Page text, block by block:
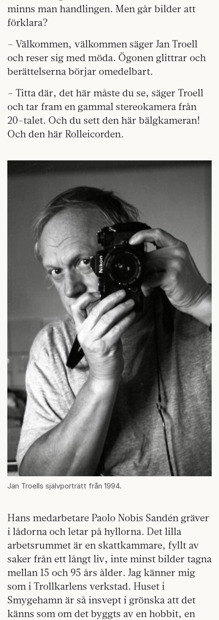
minns man handlingen. Men går bilder att
förklara?
– Välkommen, välkommen säger Jan Troell
och reser sig med möda. Ögonen glittrar och
berättelserna börjar omedelbart.
– Titta där, det här måste du se, säger Troell
och tar fram en gammal stereokamera från
20-talet. Och du sett den här bälgkameran!
Och den här Rolleicorden.
Jan Troells självporträtt från 1994.
Hans medarbetare Paolo Nobis Sandén gräver
i lådorna och letar på hyllorna. Det lilla
arbetsrummet är en skattkammare, fyllt av
saker från ett långt liv, inte minst bilder tagna
mellan 15 och 95 års ålder. Jag känner mig
som i Trollkarlens verkstad. Huset i
Smygehamn är så insvept i grönska att det
känns som om det byggts av en hobbit, en